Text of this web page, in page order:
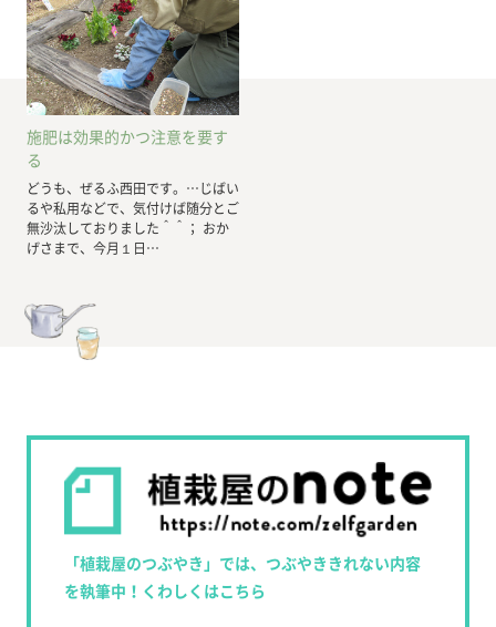
施肥は効果的かつ注意を要す
る
どうも、ぜるふ西田です。…じばい
るや私用などで、気付けば随分とご
無沙汰しておりました＾＾； おか
げさまで、今月１日…
「植栽屋のつぶやき」では、つぶやききれない内容
を執筆中！くわしくはこちら